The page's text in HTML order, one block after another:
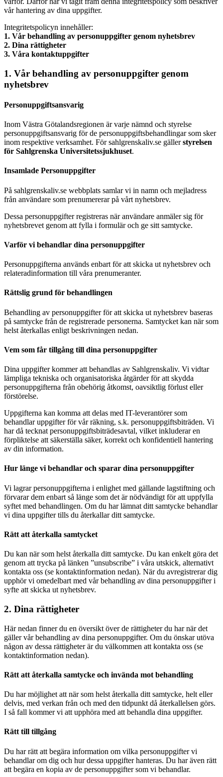
vår hantering av dina uppgifter.
Integritetspolicyn innehåller:
1. Vår behandling av personuppgifter genom nyhetsbrev
2. Dina rättigheter
3. Våra kontaktuppgifter
1. Vår behandling av personuppgifter genom
nyhetsbrev
Personuppgiftsansvarig
Inom Västra Götalandsregionen är varje nämnd och styrelse
personuppgiftsansvarig för de personuppgiftsbehandlingar som sker
inom respektive verksamhet. För sahlgrenskaliv.se gällerstyrelsen
för Sahlgrenska Universitetssjukhuset.
Insamlade Personuppgifter
På sahlgrenskaliv.se webbplats samlar vi in namn och mejladress
från användare som prenumererar på vårt nyhetsbrev.
Dessa personuppgifter registreras när användare anmäler sig för
nyhetsbrevet genom att fylla i formulär och ge sitt samtycke.
Varför vi behandlar dina personuppgifter
Personuppgifterna används enbart för att skicka ut nyhetsbrev och
relateradinformation till våra prenumeranter.
Rättslig grund för behandlingen
Behandling av personuppgifter för att skicka ut nyhetsbrev baseras
på samtycke från de registrerade personerna. Samtycket kan när som
helst återkallas enligt beskrivningen nedan.
Vem som får tillgång till dina personuppgifter
Dina uppgifter kommer att behandlas av Sahlgrenskaliv. Vi vidtar
lämpliga tekniska och organisatoriska åtgärder för att skydda
personuppgifterna från obehörig åtkomst, oavsiktlig förlust eller
förstörelse.
Uppgifterna kan komma att delas med IT-leverantörer som
behandlar uppgifter för vår räkning, s.k. personuppgiftsbiträden. Vi
har då tecknat personuppgiftsbiträdesavtal, vilket inkluderar en
förpliktelse att säkerställa säker, korrekt och konfidentiell hantering
av din information.
Hur länge vi behandlar och sparar dina personuppgifter
Vi lagrar personuppgifterna i enlighet med gällande lagstiftning och
förvarar dem enbart så länge som det är nödvändigt för att uppfylla
syftet med behandlingen. Om du har lämnat ditt samtycke behandlar
vi dina uppgifter tills du återkallar ditt samtycke.
Rätt att återkalla samtycket
Du kan när som helst återkalla ditt samtycke. Du kan enkelt göra det
genom att trycka på länken ”unsubscribe” i våra utskick, alternativt
kontakta oss (se kontaktinformation nedan). När du avregistrerar dig
upphör vi omedelbart med vår behandling av dina personuppgifter i
syfte att skicka ut nyhetsbrev.
2. Dina rättigheter
Här nedan finner du en översikt över de rättigheter du har när det
gäller vår behandling av dina personuppgifter. Om du önskar utöva
någon av dessa rättigheter är du välkommen att kontakta oss (se
kontaktinformation nedan).
Rätt att återkalla samtycke och invända mot behandling
Du har möjlighet att när som helst återkalla ditt samtycke, helt eller
delvis, med verkan från och med den tidpunkt då återkallelsen görs.
I så fall kommer vi att upphöra med att behandla dina uppgifter.
Rätt till tillgång
Du har rätt att begära information om vilka personuppgifter vi
behandlar om dig och hur dessa uppgifter hanteras. Du har även rätt
att begära en kopia av de personuppgifter som vi behandlar.